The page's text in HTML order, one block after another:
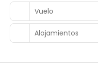
Vuelo
Alojamientos